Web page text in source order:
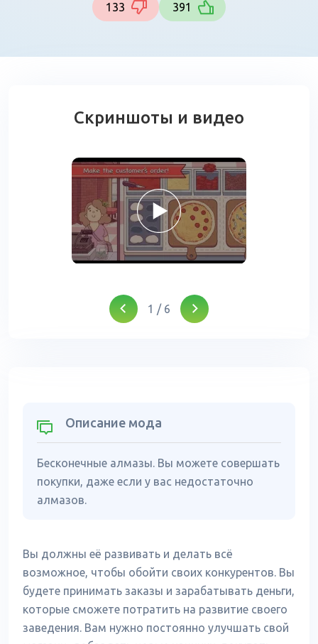
133 391
Скриншоты и видео
1 / 6
Описание мода
Бесконечные алмазы. Вы можете совершать
покупки, даже если у вас недостаточно
алмазов.
Вы должны её развивать и делать всё
возможное, чтобы обойти своих конкурентов. Вы
будете принимать заказы и зарабатывать деньги,
которые сможете потратить на развитие своего
заведения. Вам нужно постоянно улучшать свой